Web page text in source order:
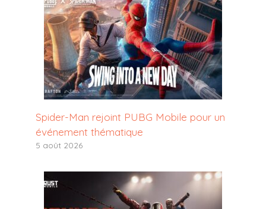
Spider-Man rejoint PUBG Mobile pour un
événement thématique
5 août 2026